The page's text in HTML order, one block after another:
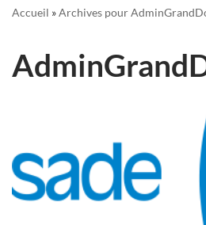
Accueil »Archives pour